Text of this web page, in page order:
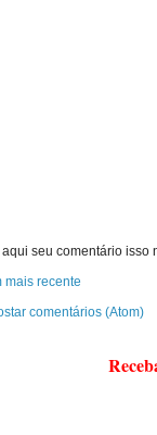
seu comentário isso
mais recente
comentários (Atom)